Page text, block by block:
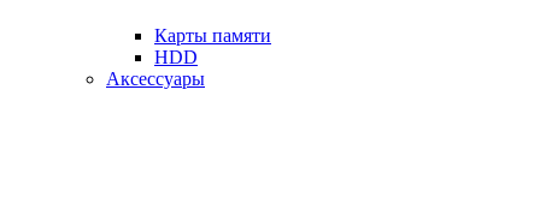
Карты памяти
HDD
Аксессуары